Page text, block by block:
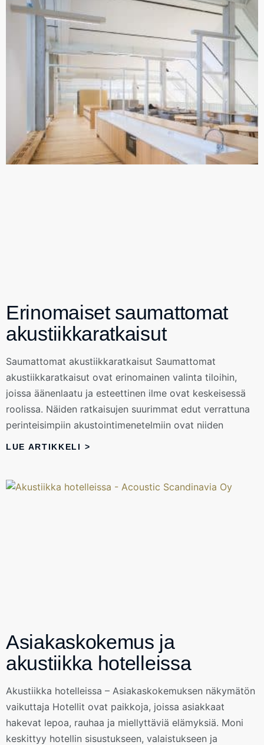
Erinomaiset saumattomat
akustiikkaratkaisut
Saumattomat akustiikkaratkaisut Saumattomat
akustiikkaratkaisut ovat erinomainen valinta tiloihin,
joissa äänenlaatu ja esteettinen ilme ovat keskeisessä
roolissa. Näiden ratkaisujen suurimmat edut verrattuna
perinteisimpiin akustointimenetelmiin ovat niiden
LUE ARTIKKELI >
Asiakaskokemus ja
akustiikka hotelleissa
Akustiikka hotelleissa – Asiakaskokemuksen näkymätön
vaikuttaja Hotellit ovat paikkoja, joissa asiakkaat
hakevat lepoa, rauhaa ja miellyttäviä elämyksiä. Moni
keskittyy hotellin sisustukseen, valaistukseen ja